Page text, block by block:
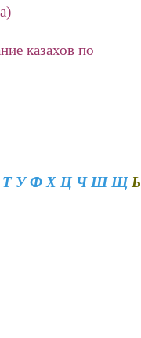
казахов по
Т У Ф Х Ц Ч Ш ЩЬ